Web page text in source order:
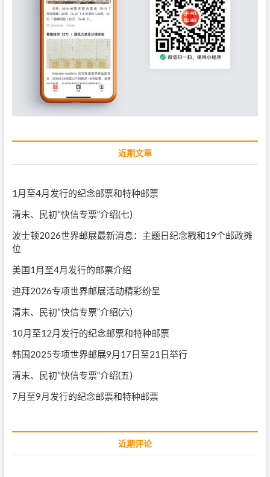
近期文章
1月至4月发行的纪念邮票和特种邮票
清末、民初“快信专票”介绍(七)
波士顿2026世界邮展最新消息：主题日纪念戳和19个邮政摊
位
美国1月至4月发行的邮票介绍
迪拜2026专项世界邮展活动精彩纷呈
清末、民初“快信专票”介绍(六)
10月至12月发行的纪念邮票和特种邮票
韩国2025专项世界邮展9月17日至21日举行
清末、民初“快信专票”介绍(五)
7月至9月发行的纪念邮票和特种邮票
近期评论